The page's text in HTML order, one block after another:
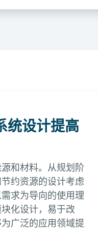
统设计提高
和材料。从规划阶
约资源的设计考虑
求为导向的使用理
化设计，易于改
广泛的应用领域提